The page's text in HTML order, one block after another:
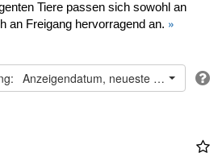
Tiere passen sich sowohl an
an Freigang hervorragend an. »
Anzeigendatum, neueste oben